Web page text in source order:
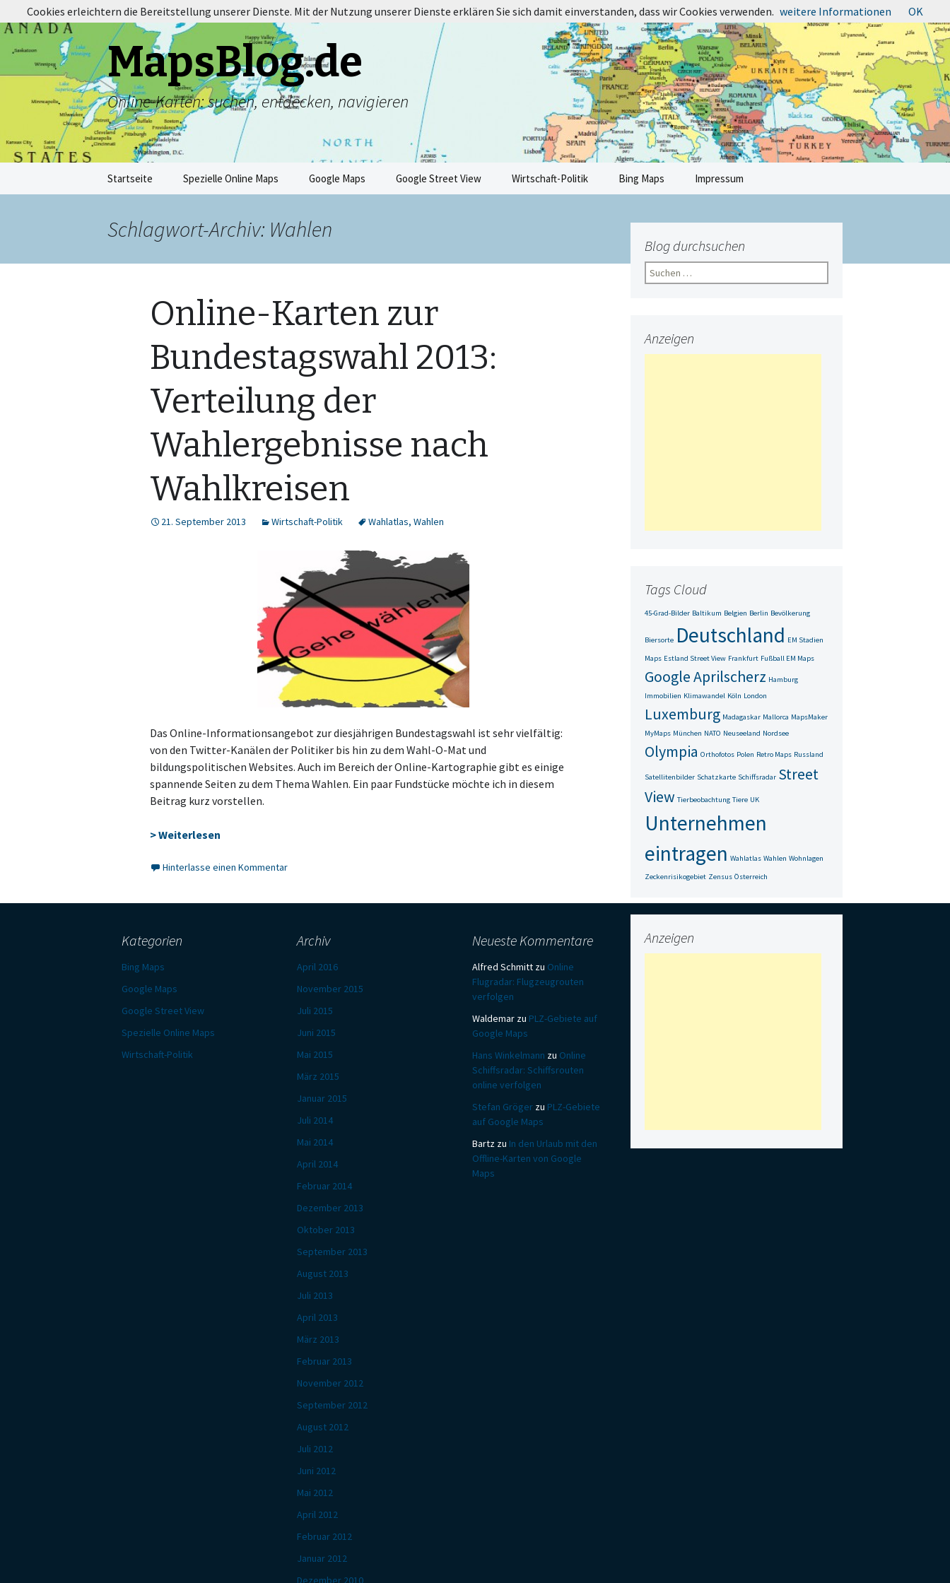
MapsBlog.de
Online-Karten: suchen, entdecken, navigieren
Startseite Spezielle Online Maps Google Maps Google Street View Wirtschaft-Politik Bing Maps Impressum
Schlagwort-Archiv: Wahlen
Online-Karten zur
Bundestagswahl 2013:
Verteilung der
Wahlergebnisse nach
Wahlkreisen
21. September 2013 Wirtschaft-Politik Wahlatlas, Wahlen
Das Online-Informationsangebot zur diesjährigen Bundestagswahl ist sehr vielfältig:
von den Twitter-Kanälen der Politiker bis hin zu dem Wahl-O-Mat und
bildungspolitischen Websites. Auch im Bereich der Online-Kartographie gibt es einige
spannende Seiten zu dem Thema Wahlen. Ein paar Fundstücke möchte ich in diesem
Beitrag kurz vorstellen.
> Weiterlesen
Hinterlasse einen Kommentar
Blog durchsuchen
Suchen
nach:
Anzeigen
Tags Cloud
45-Grad-Bilder Baltikum Belgien Berlin Bevölkerung
Biersorte Deutschland EM Stadien
Maps Estland Street View Frankfurt Fußball EM Maps
Google Aprilscherz Hamburg
Immobilien Klimawandel Köln London
Luxemburg Madagaskar Mallorca MapsMaker
MyMaps München NATO Neuseeland Nordsee
Olympia Orthofotos Polen Retro Maps Russland
Satellitenbilder Schatzkarte Schiffsradar Street
View Tierbeobachtung Tiere UK
Unternehmen
eintragen Wahlatlas Wahlen Wohnlagen
Zeckenrisikogebiet Zensus Österreich
Anzeigen
Kategorien
Bing Maps
Google Maps
Google Street View
Spezielle Online Maps
Wirtschaft-Politik
Archiv
April 2016
November 2015
Juli 2015
Juni 2015
Mai 2015
März 2015
Januar 2015
Juli 2014
Mai 2014
April 2014
Februar 2014
Dezember 2013
Oktober 2013
September 2013
August 2013
Juli 2013
April 2013
März 2013
Februar 2013
November 2012
September 2012
August 2012
Juli 2012
Juni 2012
Mai 2012
April 2012
Februar 2012
Januar 2012
Dezember 2010
Neueste Kommentare
Alfred Schmitt zu Online
Flugradar: Flugzeugrouten
verfolgen
Waldemar zu PLZ-Gebiete auf
Google Maps
Hans Winkelmann zu Online
Schiffsradar: Schiffsrouten
online verfolgen
Stefan Gröger zu PLZ-Gebiete
auf Google Maps
Bartz zu In den Urlaub mit den
Offline-Karten von Google
Maps
Cookies erleichtern die Bereitstellung unserer Dienste. Mit der Nutzung unserer Dienste erklären Sie sich damit einverstanden, dass wir Cookies verwenden. weitere Informationen OK